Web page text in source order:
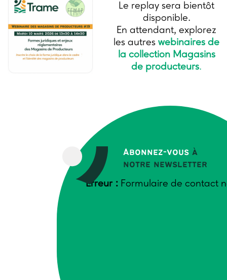
Abonnez-vous à
notre newsletter
Erreur : Formulaire de contact
Le replay sera bientôt
disponible.
En attendant, explorez
les autres webinaires de
la collection Magasins
de producteurs.